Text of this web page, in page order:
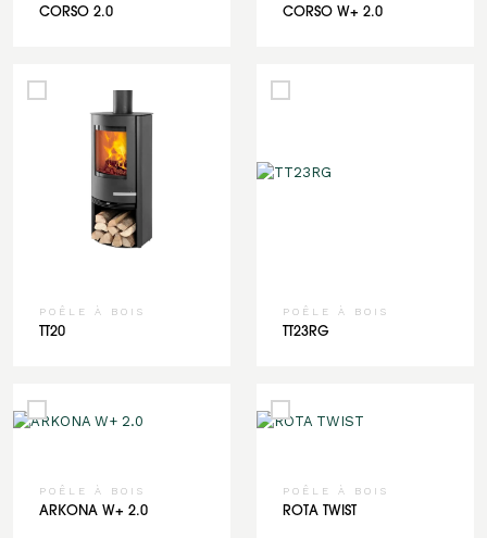
CORSO 2.0 CORSO W+ 2.0
POÊLE À BOIS
TT20
POÊLE À BOIS
TT23RG
POÊLE À BOIS
ARKONA W+ 2.0
POÊLE À BOIS
ROTA TWIST